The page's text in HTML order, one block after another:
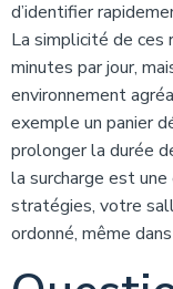
d’identifier
La simplicité de ces
minutes par jour,
environnement
exemple un panier
prolonger la durée
la surcharge est
stratégies, votre
ordonné, même